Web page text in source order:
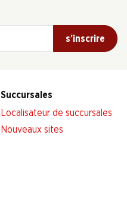
s’inscrire
Succursales
Localisateur de succursales
Nouveaux sites